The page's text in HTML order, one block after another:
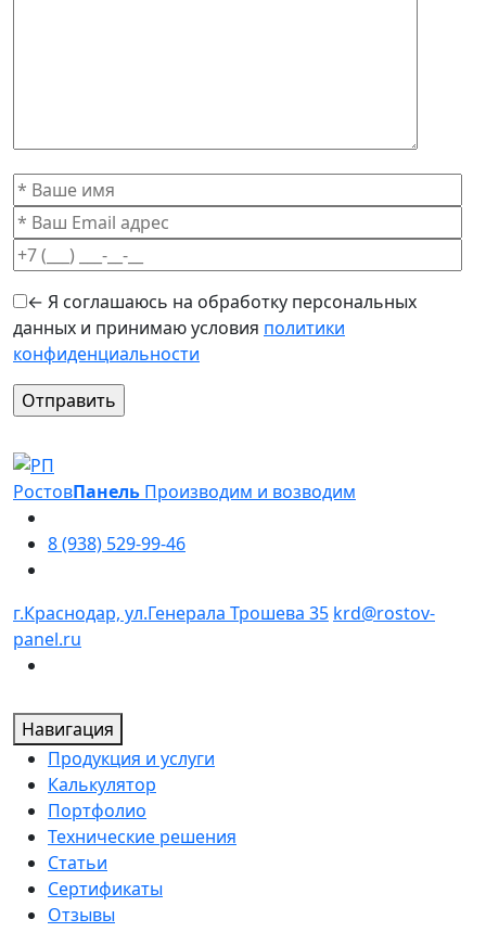
← Я соглашаюсь на обработку персональных
данных и принимаю условия политики
конфиденциальности
Оставьте это поле пустым.
РостовПанель Производим и возводим
8 (938) 529-99-46
г.Краснодар, ул.Генерала Трошева 35 krd@rostov-
panel.ru
Навигация
Продукция и услуги
Калькулятор
Портфолио
Технические решения
Статьи
Сертификаты
Отзывы